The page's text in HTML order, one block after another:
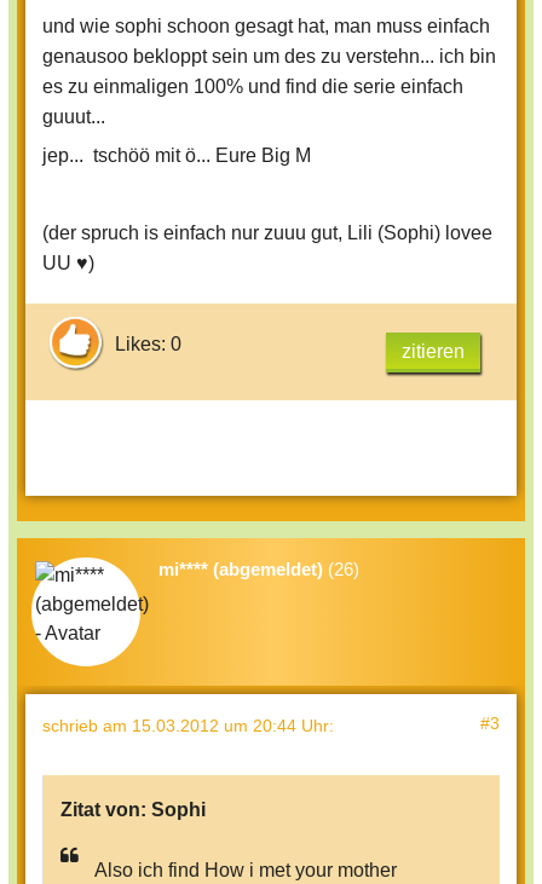
und wie sophi schoon gesagt hat, man muss einfach
genausoo bekloppt sein um des zu verstehn... ich bin
es zu einmaligen 100% und find die serie einfach
guuut...
jep... tschöö mit ö... Eure Big M
(der spruch is einfach nur zuuu gut, Lili (Sophi) lovee
UU ♥)
Likes: 0 zitieren
mi**** (abgemeldet) (26)
schrieb am 15.03.2012 um 20:44 Uhr: #3
Zitat von: Sophi
Also ich find How i met your mother